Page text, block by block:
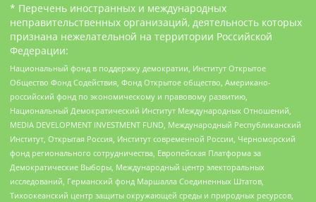
* Перечень иностранных и международных
неправительственных организаций, деятельность которых
признана нежелательной на территории Российской
Федерации:
Национальный фонд в поддержку демократии, Институт Открытое
Общество Фонд Содействия, Фонд Открытое общество, Американо-
российский фонд по экономическому и правовому развитию,
Национальный Демократический Институт Международных Отношений,
MEDIA DEVELOPMENT INVESTMENT FUND, Международный Республиканский
Институт, Открытая Россия, Институт современной России, Черноморский
фонд регионального сотрудничества, Европейская Платформа за
Демократические Выборы, Международный центр электоральных
исследований, Германский фонд Маршалла Соединенных Штатов,
Тихоокеанский центр защиты окружающей среды и природных ресурсов,